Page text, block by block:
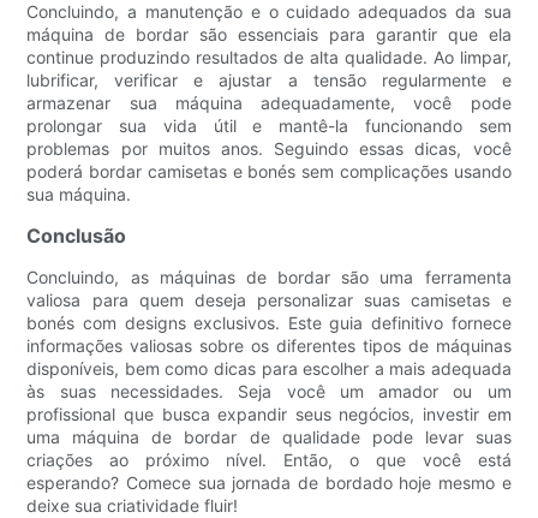
Concluindo, a manutenção e o cuidado adequados da sua
máquina de bordar são essenciais para garantir que ela
continue produzindo resultados de alta qualidade. Ao limpar,
lubrificar, verificar e ajustar a tensão regularmente e
armazenar sua máquina adequadamente, você pode
prolongar sua vida útil e mantê-la funcionando sem
problemas por muitos anos. Seguindo essas dicas, você
poderá bordar camisetas e bonés sem complicações usando
sua máquina.
Conclusão
Concluindo, as máquinas de bordar são uma ferramenta
valiosa para quem deseja personalizar suas camisetas e
bonés com designs exclusivos. Este guia definitivo fornece
informações valiosas sobre os diferentes tipos de máquinas
disponíveis, bem como dicas para escolher a mais adequada
às suas necessidades. Seja você um amador ou um
profissional que busca expandir seus negócios, investir em
uma máquina de bordar de qualidade pode levar suas
criações ao próximo nível. Então, o que você está
esperando? Comece sua jornada de bordado hoje mesmo e
deixe sua criatividade fluir!